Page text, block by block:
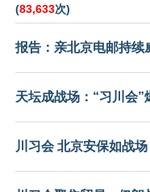
(83,633次)
报告：亲北京电邮持续
天坛成战场：“习川会”
川习会 北京安保如战